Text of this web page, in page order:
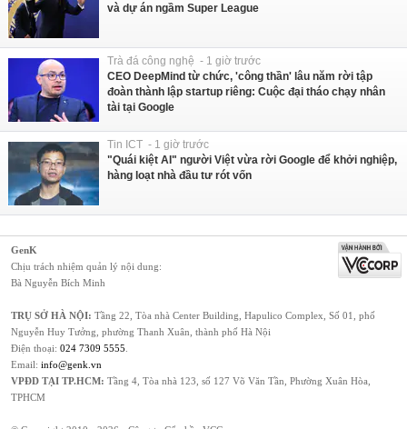
và dự án ngầm Super League
Trà đá công nghệ - 1 giờ trước
CEO DeepMind từ chức, 'công thần' lâu năm rời tập
đoàn thành lập startup riêng: Cuộc đại tháo chạy nhân
tài tại Google
Tin ICT - 1 giờ trước
"Quái kiệt AI" người Việt vừa rời Google để khởi nghiệp,
hàng loạt nhà đầu tư rót vốn
GenK
Chịu trách nhiệm quản lý nội dung:
Bà Nguyễn Bích Minh
TRỤ SỞ HÀ NỘI: Tầng 22, Tòa nhà Center Building, Hapulico Complex, Số 01, phố
Nguyễn Huy Tưởng, phường Thanh Xuân, thành phố Hà Nội
Điện thoại: 024 7309 5555
Email: info@genk.vn
VPĐD TẠI TP.HCM: Tầng 4, Tòa nhà 123, số 127 Võ Văn Tần, Phường Xuân Hòa,
TPHCM